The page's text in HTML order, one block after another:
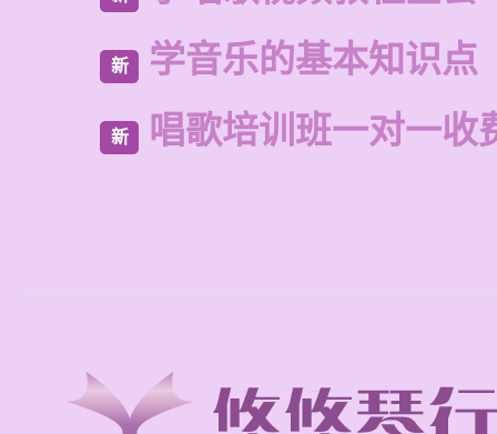
新 学音乐的基本知识点
新 唱歌培训班一对一收